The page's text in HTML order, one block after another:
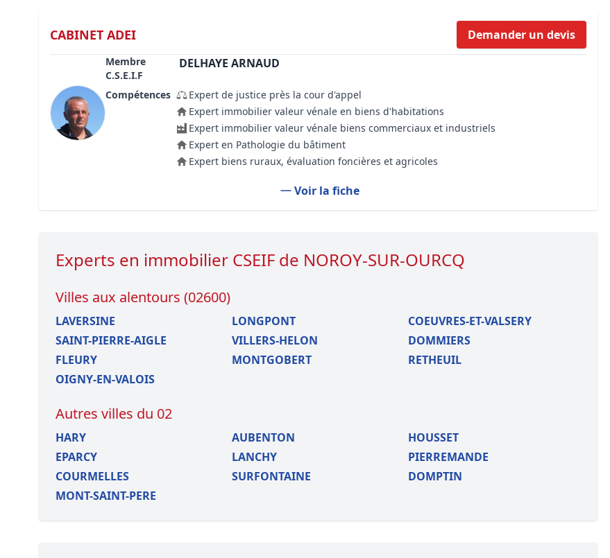
Formation règles d’urbanisme
CABINET ADEI Demander un devis
Membre
C.S.E.I.F
DELHAYE ARNAUD
Compétences
Expert de justice près la cour d'appel
Expert immobilier valeur vénale en biens d'habitations
Expert immobilier valeur vénale biens commerciaux et industriels
Expert en Pathologie du bâtiment
Expert biens ruraux, évaluation foncières et agricoles
Voir la fiche
Experts en immobilier CSEIF de NOROY-SUR-OURCQ
Villes aux alentours (02600)
LAVERSINE LONGPONT
COEUVRES-ET-VALSERY
SAINT-PIERRE-AIGLE
VILLERS-HELON
DOMMIERS
FLEURY
MONTGOBERT
RETHEUIL
OIGNY-EN-VALOIS
Autres villes du 02
HARY AUBENTON
HOUSSET
EPARCY
LANCHY
PIERREMANDE
COURMELLES
SURFONTAINE
DOMPTIN
MONT-SAINT-PERE